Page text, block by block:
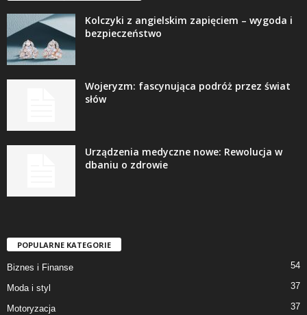
Kolczyki z angielskim zapięciem – wygoda i
bezpieczeństwo
Wojeryzm: fascynująca podróż przez świat
słów
Urządzenia medyczne nowe: Rewolucja w
dbaniu o zdrowie
POPULARNE KATEGORIE
Biznes i Finanse 54
Moda i styl 37
Motoryzacja 37